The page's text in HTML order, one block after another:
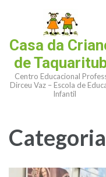
Casa da
de
Centro Educacional
Dirceu Vaz – Escola de
Infantil